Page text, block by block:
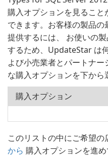
購入オプションを見ること
できます。お客様の製品
提供するには、 お使いの
するため、UpdateStar は
よび小売業者とパートナ
な購入オプションを下から
購入オプション
このリストの中にご希望の
から 購入オプションを進め